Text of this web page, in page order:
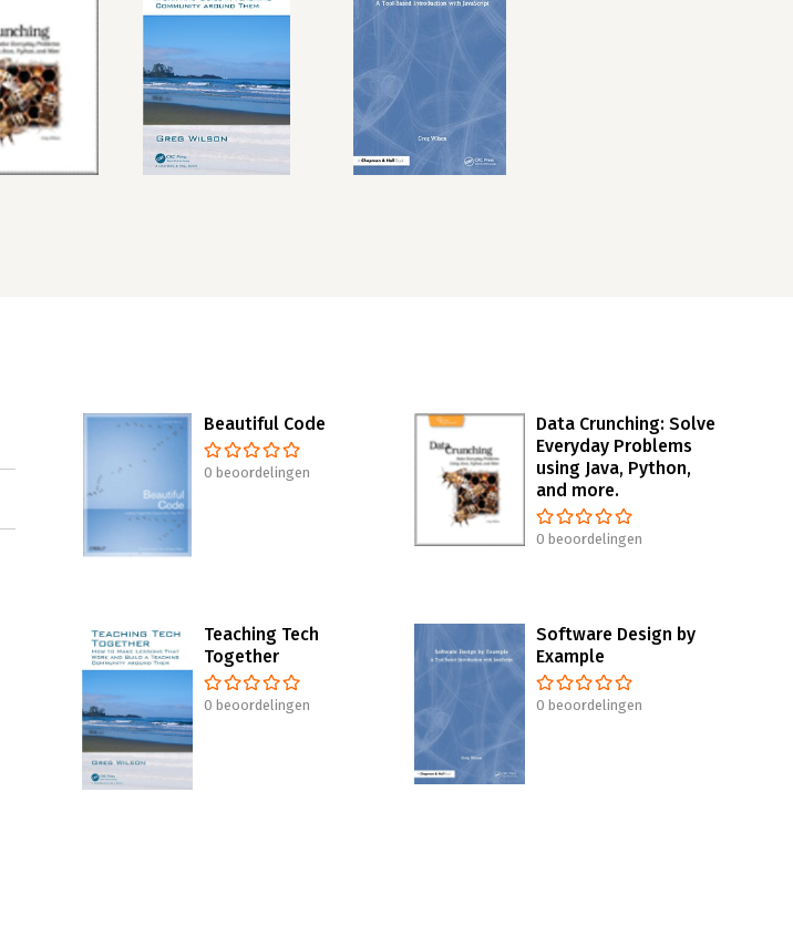
Beautiful Code
0 beoordelingen
Data Crunching: Solve
Everyday Problems
using Java, Python,
and more.
0 beoordelingen
Teaching Tech
Together
0 beoordelingen
Software Design by
Example
0 beoordelingen